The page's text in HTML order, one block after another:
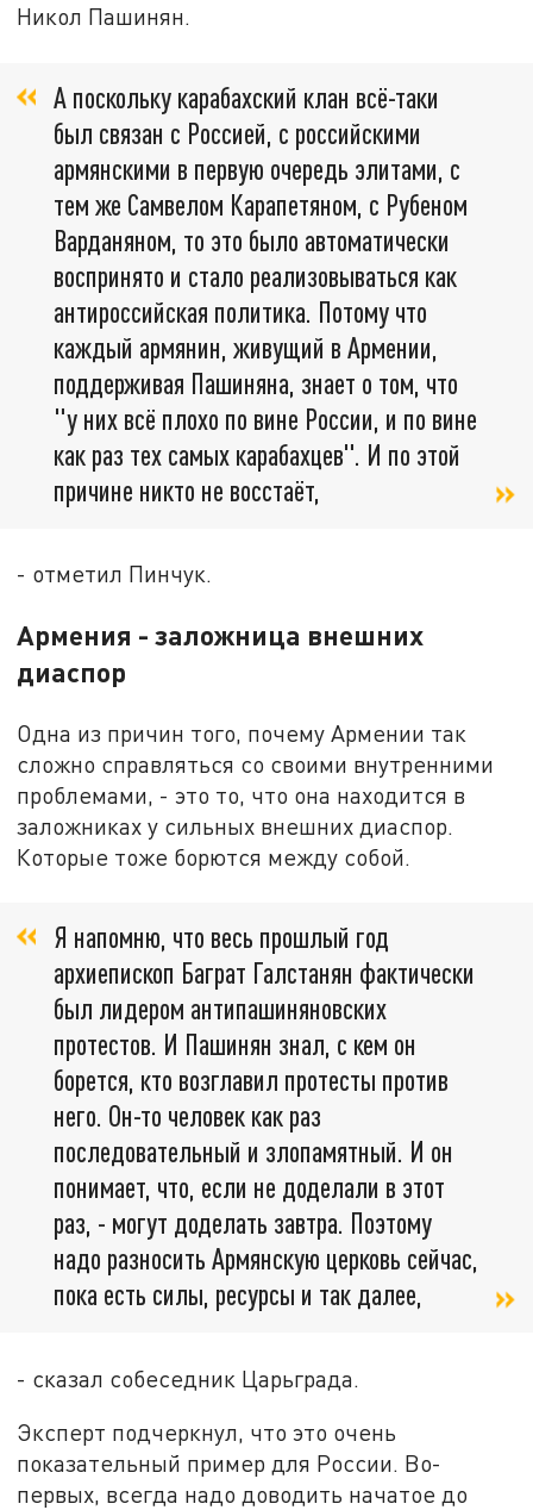
Никол Пашинян.
А поскольку карабахский клан всё-таки
был связан с Россией, с российскими
армянскими в первую очередь элитами, с
тем же Самвелом Карапетяном, с Рубеном
Варданяном, то это было автоматически
воспринято и стало реализовываться как
антироссийская политика. Потому что
каждый армянин, живущий в Армении,
поддерживая Пашиняна, знает о том, что
"у них всё плохо по вине России, и по вине
как раз тех самых карабахцев". И по этой
причине никто не восстаёт,
- отметил Пинчук.
Армения - заложница внешних
диаспор
Одна из причин того, почему Армении так
сложно справляться со своими внутренними
проблемами, - это то, что она находится в
заложниках у сильных внешних диаспор.
Которые тоже борются между собой.
Я напомню, что весь прошлый год
архиепископ Баграт Галстанян фактически
был лидером антипашиняновских
протестов. И Пашинян знал, с кем он
борется, кто возглавил протесты против
него. Он-то человек как раз
последовательный и злопамятный. И он
понимает, что, если не доделали в этот
раз, - могут доделать завтра. Поэтому
надо разносить Армянскую церковь сейчас,
пока есть силы, ресурсы и так далее,
- сказал собеседник Царьграда.
Эксперт подчеркнул, что это очень
показательный пример для России. Во-
первых, всегда надо доводить начатое до